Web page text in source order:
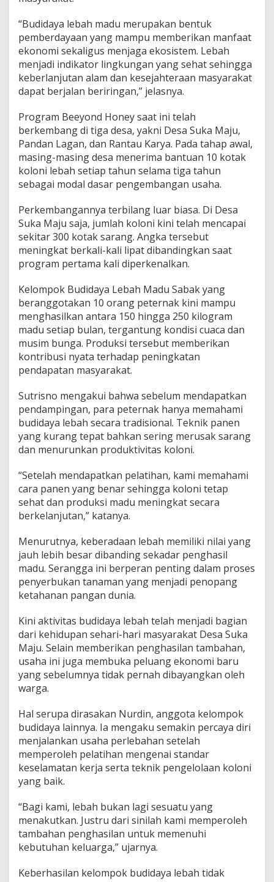
“Budidaya lebah madu merupakan bentuk
pemberdayaan yang mampu memberikan manfaat
ekonomi sekaligus menjaga ekosistem. Lebah
menjadi indikator lingkungan yang sehat sehingga
keberlanjutan alam dan kesejahteraan masyarakat
dapat berjalan beriringan,” jelasnya.
Program Beeyond Honey saat ini telah
berkembang di tiga desa, yakni Desa Suka Maju,
Pandan Lagan, dan Rantau Karya. Pada tahap awal,
masing-masing desa menerima bantuan 10 kotak
koloni lebah setiap tahun selama tiga tahun
sebagai modal dasar pengembangan usaha.
Perkembangannya terbilang luar biasa. Di Desa
Suka Maju saja, jumlah koloni kini telah mencapai
sekitar 300 kotak sarang. Angka tersebut
meningkat berkali-kali lipat dibandingkan saat
program pertama kali diperkenalkan.
Kelompok Budidaya Lebah Madu Sabak yang
beranggotakan 10 orang peternak kini mampu
menghasilkan antara 150 hingga 250 kilogram
madu setiap bulan, tergantung kondisi cuaca dan
musim bunga. Produksi tersebut memberikan
kontribusi nyata terhadap peningkatan
pendapatan masyarakat.
Sutrisno mengakui bahwa sebelum mendapatkan
pendampingan, para peternak hanya memahami
budidaya lebah secara tradisional. Teknik panen
yang kurang tepat bahkan sering merusak sarang
dan menurunkan produktivitas koloni.
“Setelah mendapatkan pelatihan, kami memahami
cara panen yang benar sehingga koloni tetap
sehat dan produksi madu meningkat secara
berkelanjutan,” katanya.
Menurutnya, keberadaan lebah memiliki nilai yang
jauh lebih besar dibanding sekadar penghasil
madu. Serangga ini berperan penting dalam proses
penyerbukan tanaman yang menjadi penopang
ketahanan pangan dunia.
Kini aktivitas budidaya lebah telah menjadi bagian
dari kehidupan sehari-hari masyarakat Desa Suka
Maju. Selain memberikan penghasilan tambahan,
usaha ini juga membuka peluang ekonomi baru
yang sebelumnya tidak pernah dibayangkan oleh
warga.
Hal serupa dirasakan Nurdin, anggota kelompok
budidaya lainnya. Ia mengaku semakin percaya diri
menjalankan usaha perlebahan setelah
memperoleh pelatihan mengenai standar
keselamatan kerja serta teknik pengelolaan koloni
yang baik.
“Bagi kami, lebah bukan lagi sesuatu yang
menakutkan. Justru dari sinilah kami memperoleh
tambahan penghasilan untuk memenuhi
kebutuhan keluarga,” ujarnya.
Keberhasilan kelompok budidaya lebah tidak